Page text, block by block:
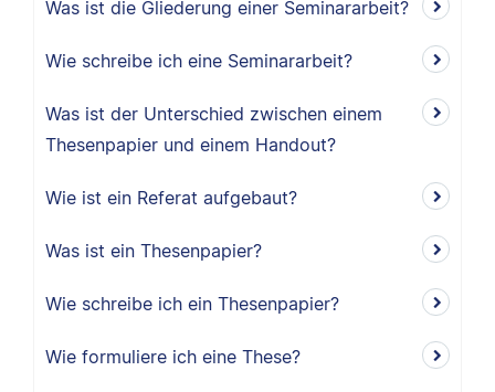
Was ist die Gliederung einer Seminararbeit?
Wie schreibe ich eine Seminararbeit?
Was ist der Unterschied zwischen einem
Thesenpapier und einem Handout?
Wie ist ein Referat aufgebaut?
Was ist ein Thesenpapier?
Wie schreibe ich ein Thesenpapier?
Wie formuliere ich eine These?